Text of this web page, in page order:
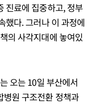
진료에 집중하고, 정부
했다. 그러나 이 과정에
의 사각지대에 놓여있
오는 10일 부산에서
병원 구조전환 정책과